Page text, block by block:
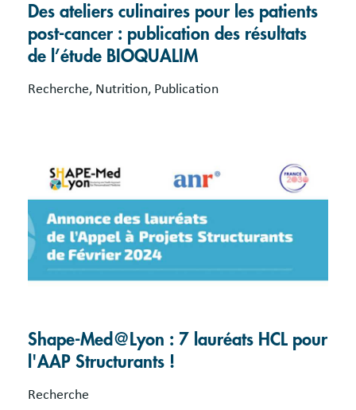
Des ateliers culinaires pour les patients
post-cancer : publication des résultats
de l’étude BIOQUALIM
Recherche, Nutrition, Publication
Shape-Med@Lyon : 7 lauréats HCL pour
l'AAP Structurants !
Recherche